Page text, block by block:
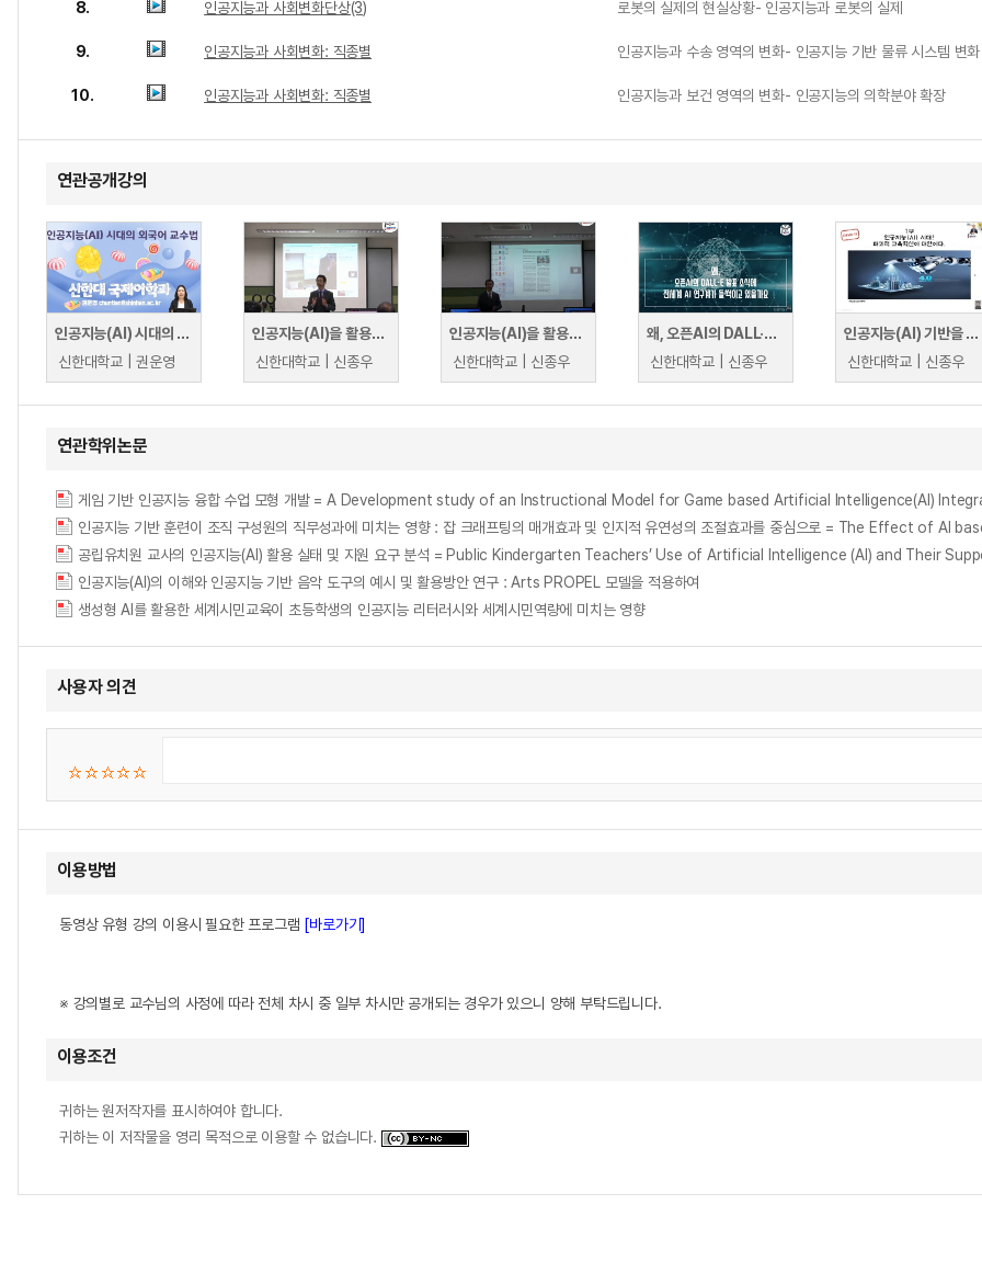
8. 인공지능과 사회변화단상(3) 로봇의 실제의 현실상황- 인공지능과 로봇의 실제
9. 인공지능과 사회변화: 직종별 인공지능과 수송 영역의 변화- 인공지능 기반 물류 시스템 변화
10. 인공지능과 사회변화: 직종별 인공지능과 보건 영역의 변화- 인공지능의 의학분야 확장
연관공개강의
인공지능(AI) 시대의 외국어 교수법
신한대학교 | 권운영
인공지능(AI)을 활용한 하이브리드 교수법 1일차
신한대학교 | 신종우
인공지능(AI)을 활용한 하이브리드 교수법 2일차
신한대학교 | 신종우
왜, 오픈AI의 DALL·E 발표 소식에 전세계 인공지능(AI) 연구계가 들썩이고 있을까요
신한대학교 | 신종우
인공지능(AI) 기반을 활용한 하이브리드 교수법
신한대학교 | 신종우
연관학위논문
게임 기반 인공지능 융합 수업 모형 개발 = A Development study of an Instructional Model for Game based Artificial Intelligence(AI)
공립유치원 교사의 인공지능(AI) 활용 실태 및 지원 요구 분석 = Public Kindergarten Teachers’ Use of Artificial Intelligence (AI) and Their
인공지능(AI)의 이해와 인공지능 기반 음악 도구의 예시 및 활용방안 연구 : Arts PROPEL 모델을 적용하여
생성형 AI를 활용한 세계시민교육이 초등학생의 인공지능 리터러시와 세계시민역량에 미치는 영향
사용자 의견
이용방법
동영상 유형 강의 이용시 필요한 프로그램 [바로가기]
※ 강의별로 교수님의 사정에 따라 전체 차시 중 일부 차시만 공개되는 경우가 있으니 양해 부탁드립니다.
이용조건
귀하는 원저작자를 표시하여야 합니다.
귀하는 이 저작물을 영리 목적으로 이용할 수 없습니다.